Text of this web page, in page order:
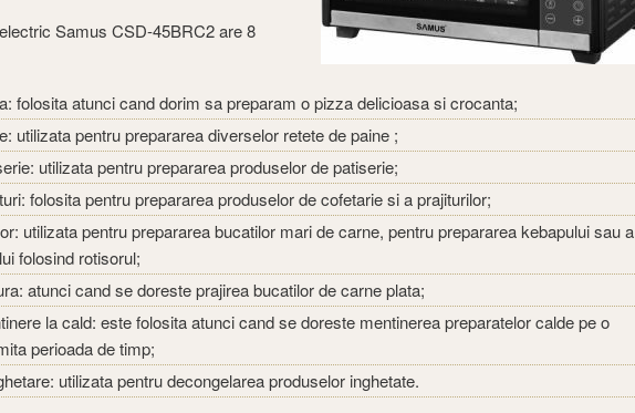
Samus CSD-45BRC2 are 8
folosita atunci cand dorim sa preparam o pizza delicioasa si crocanta;
utilizata pentru prepararea diverselor retete de paine ;
utilizata pentru prepararea produselor de patiserie;
folosita pentru prepararea produselor de cofetarie si a prajiturilor;
utilizata pentru prepararea bucatilor mari de carne, pentru prepararea kebapului sau a
folosind rotisorul;
atunci cand se doreste prajirea bucatilor de carne plata;
la cald: este folosita atunci cand se doreste mentinerea preparatelor calde pe o
perioada de timp;
utilizata pentru decongelarea produselor inghetate.